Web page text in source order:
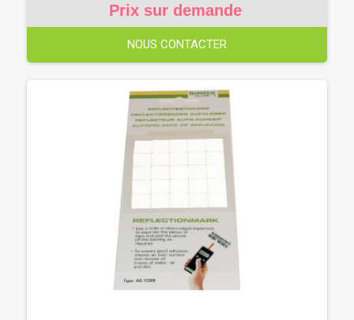
Prix sur demande
NOUS CONTACTER